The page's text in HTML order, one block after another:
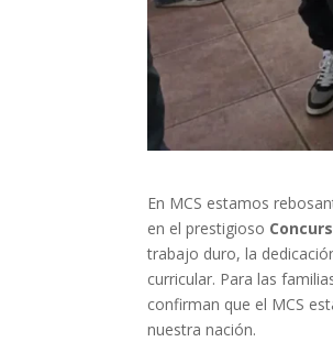
En MCS estamos
en el prestigioso
trabajo duro, la
curricular. Para las
confirman que el MCS
nuestra nación.